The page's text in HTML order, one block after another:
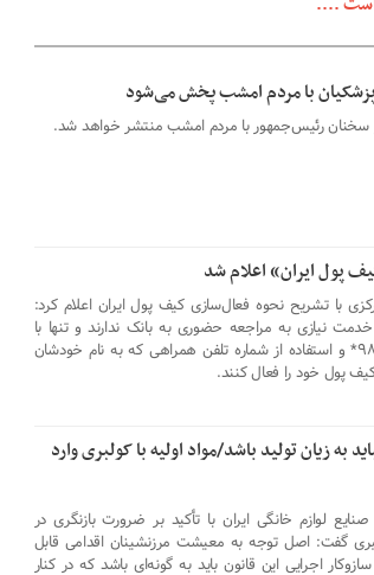
با مردم امشب پخش می‌شود
سخنان رئیس‌جمهور با مردم امشب منتشر خواهد شد.
پول ایران» اعلام شد
با تشریح نحوه فعال‌سازی کیف پول ایران اعلام کرد:
خدمت نیازی به مراجعه حضوری به بانک ندارند و تنها با
شماره‌گیری کد دستوری #۹۸* و استفاده از شماره تلفن همراهی که به نام خودشان
پول خود را فعال کنند.
به زیان تولید باشد/مواد اولیه با کولبری وارد
لوازم خانگی ایران با تأکید بر ضرورت بازنگری در
گفت: اصل توجه به معیشت مرزنشینان اقدامی قابل
اجرایی این قانون باید به گونه‌ای باشد که در کنار